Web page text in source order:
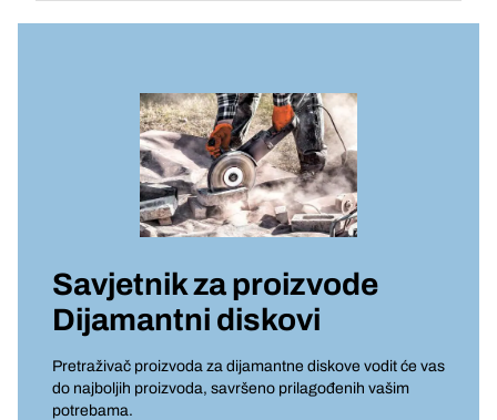
Savjetnik za proizvode
Dijamantni diskovi
Pretraživač proizvoda za dijamantne diskove vodit će vas
do najboljih proizvoda, savršeno prilagođenih vašim
potrebama.